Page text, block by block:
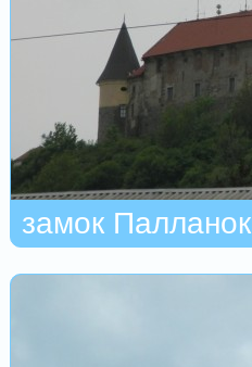
замок Палланок